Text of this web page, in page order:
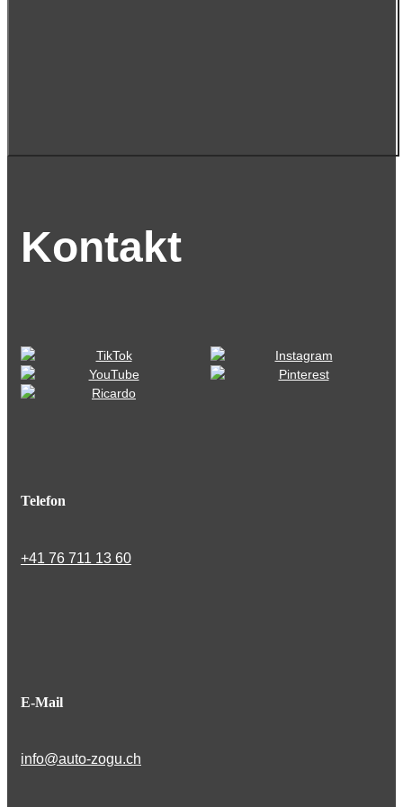
Kontakt
Telefon
+41 76 711 13 60
E-Mail
info@auto-zogu.ch